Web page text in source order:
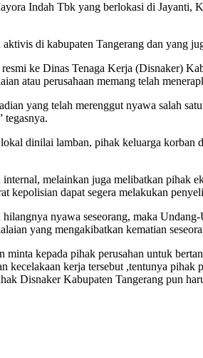
Indah Tbk yang berlokasi di Jayanti,
di kabupaten Tangerang dan yang
ke Dinas Tenaga Kerja (Disnaker)
atau perusahaan memang telah
yang telah merenggut nyawa salah
tegasnya.
dinilai lamban, pihak keluarga
melainkan juga melibatkan pihak
kepolisian dapat segera melakukan
nyawa seseorang, maka
yang mengakibatkan kematian
kepada pihak perusahan untuk
kecelakaan kerja tersebut ,tentunya
Disnaker Kabupaten Tangerang pun